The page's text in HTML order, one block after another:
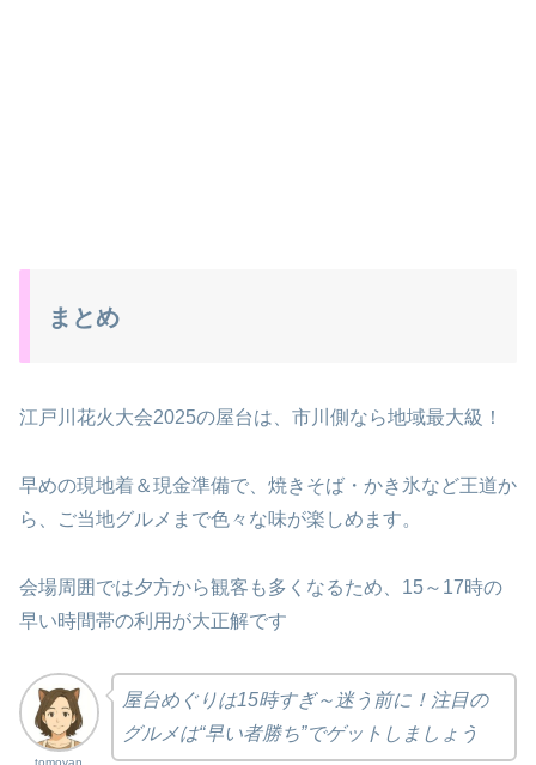
まとめ
江戸川花火大会2025の屋台は、市川側なら地域最大級！
早めの現地着＆現金準備で、焼きそば・かき氷など王道か
ら、ご当地グルメまで色々な味が楽しめます。
会場周囲では夕方から観客も多くなるため、15～17時の
早い時間帯の利用が大正解です
tomoyan
屋台めぐりは15時すぎ～迷う前に！注目の
グルメは“早い者勝ち”でゲットしましょう